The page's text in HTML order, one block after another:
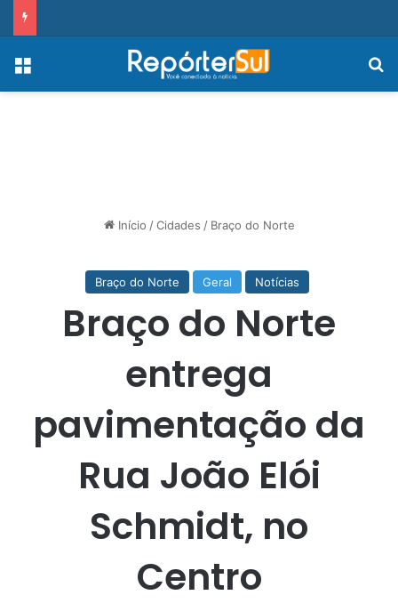
Menu
Início / Cidades / Braço do Norte
Braço do Norte Geral Notícias
Braço do Norte
entrega
pavimentação da
Rua João Elói
Schmidt, no
Centro